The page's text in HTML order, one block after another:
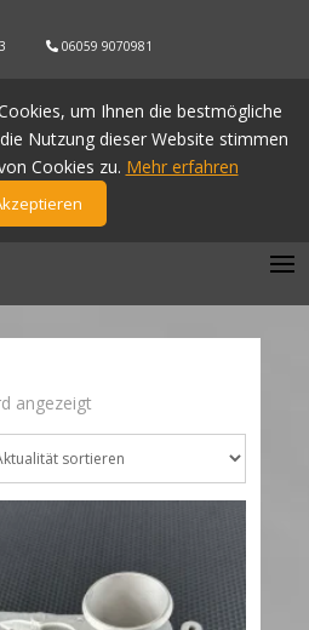
um Ihnen die bestmögliche
Nutzung dieser Website stimmen
Cookies zu. Mehr erfahren
06059 9070981
angezeigt